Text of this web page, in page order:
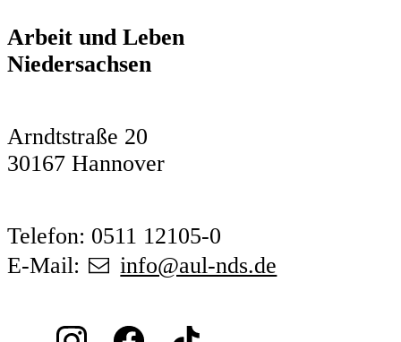
Arbeit und Leben
Niedersachsen
Arndtstraße 20
30167 Hannover
Telefon: 0511 12105-0
E-Mail:
info@aul-nds.de